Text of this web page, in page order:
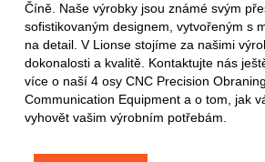
Číně. Naše výrobky jsou známé svým
sofistikovaným designem, vytvořeným s
na detail. V Lionse stojíme za našimi
dokonalosti a kvalitě. Kontaktujte nás
více o naší 4 osy CNC Precision
Communication Equipment a o tom, jak
vyhovět vašim výrobním potřebám.